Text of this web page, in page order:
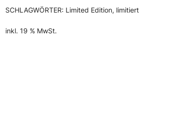
SCHLAGWÖRTER: Limited Edition, limitiert
inkl. 19 % MwSt.